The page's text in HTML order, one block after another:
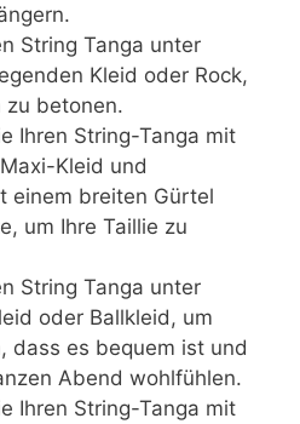
String Tanga unter
Kleid oder Rock,
zu betonen.
Ihren String-Tanga mit
Kleid und
einem breiten Gürtel
um Ihre Taillie zu
String Tanga unter
oder Ballkleid, um
dass es bequem ist und
Abend wohlfühlen.
Ihren String-Tanga mit